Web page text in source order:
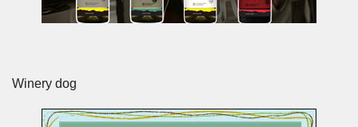
Winery dog